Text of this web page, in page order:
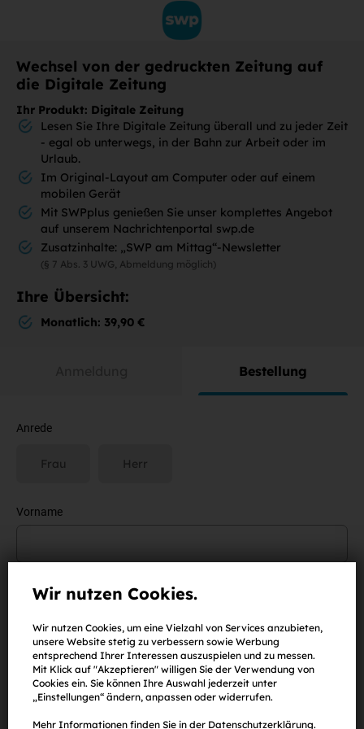
Wechsel von der gedruckten Zeitung auf
die Digitale Zeitung
Ihr Produkt: Digitale Zeitung
Lesen Sie Ihre Digitale Zeitung überall und zu jeder Zeit
- egal ob unterwegs, in der Bahn zur Arbeit oder im
Urlaub.
Im Original-Layout am Computer oder auf einem
mobilen Gerät
Mit SWPplus genießen Sie unser komplettes Angebot
auf unserem Nachrichtenportal swp.de
Zusatzinhalte: „SWP am Mittag“-Newsletter
(§ 7 Abs. 3 UWG, Abmeldung möglich)
Ihre Übersicht:
Monatlich: 39,90 €
Bestellung
Anrede
Frau Herr
Vorname
Nachname
E-Mail-Adresse
Wir nutzen Cookies.
Wir nutzen Cookies, um eine Vielzahl von Services anzubieten,
unsere Website stetig zu verbessern sowie Werbung
entsprechend Ihrer Interessen auszuspielen und zu messen.
Mit Klick auf "Akzeptieren" willigen Sie der Verwendung von
Cookies ein. Sie können Ihre Auswahl jederzeit unter
„Einstellungen“ ändern, anpassen oder widerrufen.
Mehr Informationen finden Sie in der Datenschutzerklärung.